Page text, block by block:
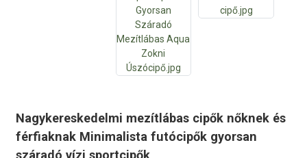
Nagykereskedelmi mezítlábas cipők nőknek és
férfiaknak Minimalista futócipők gyorsan
száradó vízi sportcipők